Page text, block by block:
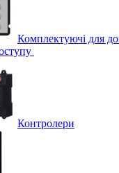
Комплектуючі для
Контролери